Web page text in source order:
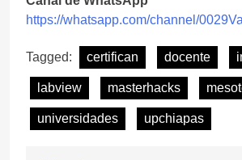
https://whatsapp.com/channel/
Tagged: certifican docente
labview masterhacks
universidades upchiapas